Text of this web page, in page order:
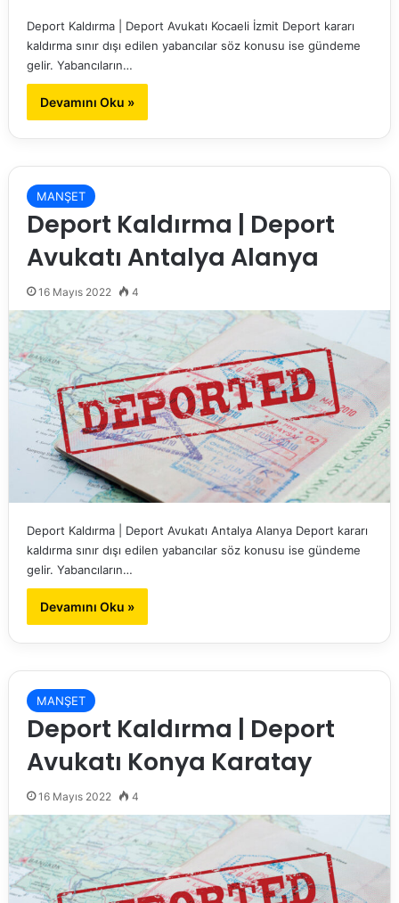
Deport Kaldırma | Deport Avukatı Kocaeli İzmit Deport kararı
kaldırma sınır dışı edilen yabancılar söz konusu ise gündeme
gelir. Yabancıların…
Devamını Oku »
MANŞET
Deport Kaldırma | Deport
Avukatı Antalya Alanya
16 Mayıs 2022 4
Deport Kaldırma | Deport Avukatı Antalya Alanya Deport kararı
kaldırma sınır dışı edilen yabancılar söz konusu ise gündeme
gelir. Yabancıların…
Devamını Oku »
MANŞET
Deport Kaldırma | Deport
Avukatı Konya Karatay
16 Mayıs 2022 4